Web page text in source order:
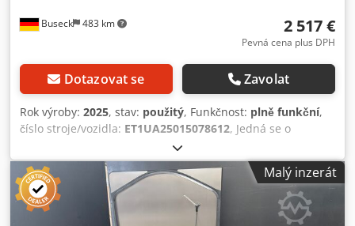
samočisticí systém Senzor teploty jádra Ruční sprcha s
automatickým navracením 8,5palcový barevný displej a
Integrovaný, bezúdržbový systém pro odstraňování tuků
Automatické nastavení času spuštění 7 stupňů čištění pro
automatické čištění - i přes noc Nastavitelná úroveň
zvlhčování ve 3 stupních - od 30 °C do 260 °C 5
programovatelných stupňů kvašení USB rozhraní Bezešvá,
vana-tvarovaná hygienická varná komora, zaoblené rohy
Halogenové osvětlení varné komory Přeprava / Shipping:
Doručení nebo osobní odběr po dohodě Celosvětová
přeprava na vyžádání / Worldwide shipping on request
Přeprava na ostrovy nebo do horských stanic pouze po
Buseck 483 km 2 517 €
Pevná cena plus DPH
Dotazovat se Zavolat
Rok výroby: 2025, stav: použitý, Funkčnost: plně funkční,
číslo stroje/vozidla: ET1UA25015078612, Jedná se o
digestoř Ultravent od výrobce Rational, typ UV 61/101/E,
60.75.134, rok výroby 2025. Určeno pro zařízení iCombi
classic a iCombi Pro. Digestoř byla v naší vlastní dílně
zkontrolována a je plně funkční, včetně příslušné sady pro
připojení. Doporučená maloobchodní cena digestoře činí: 4
Malý inzerát